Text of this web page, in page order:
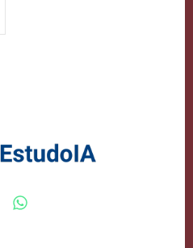
Inteligência Artificial